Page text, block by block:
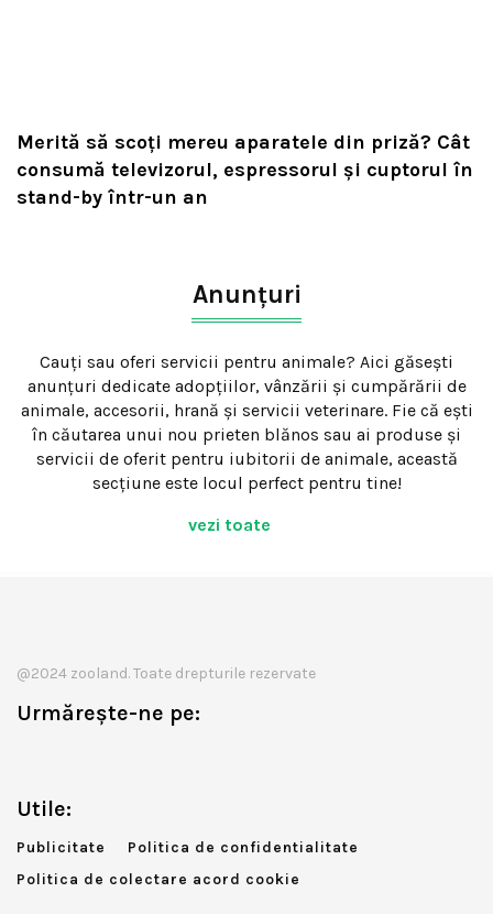
Merită să scoți mereu aparatele din priză? Cât
consumă televizorul, espressorul și cuptorul în
stand-by într-un an
Anunțuri
Cauți sau oferi servicii pentru animale? Aici găsești
anunțuri dedicate adopțiilor, vânzării și cumpărării de
animale, accesorii, hrană și servicii veterinare. Fie că ești
în căutarea unui nou prieten blănos sau ai produse și
servicii de oferit pentru iubitorii de animale, această
secțiune este locul perfect pentru tine!
vezi toate
@2024 zooland. Toate drepturile rezervate
Urmărește-ne pe:
Utile:
Publicitate
Politica de confidentialitate
Politica de colectare acord cookie